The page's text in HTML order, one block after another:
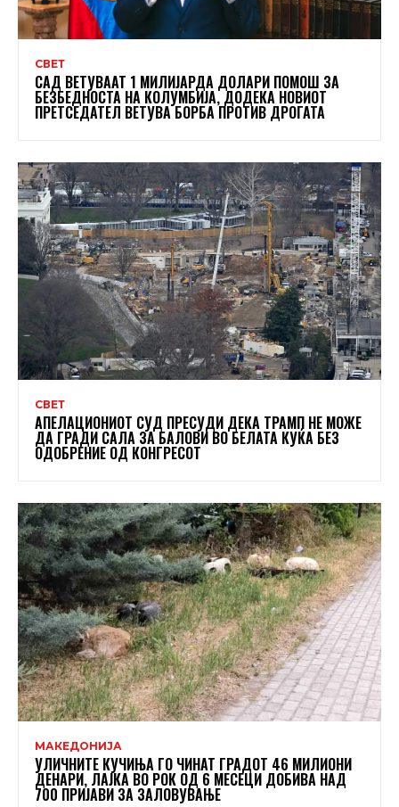
СВЕТ
САД ВЕТУВААТ 1 МИЛИЈАРДА ДОЛАРИ ПОМОШ ЗА
БЕЗБЕДНОСТА НА КОЛУМБИЈА, ДОДЕКА НОВИОТ
ПРЕТСЕДАТЕЛ ВЕТУВА БОРБА ПРОТИВ ДРОГАТА
СВЕТ
АПЕЛАЦИОНИОТ СУД ПРЕСУДИ ДЕКА ТРАМП НЕ МОЖЕ
ДА ГРАДИ САЛА ЗА БАЛОВИ ВО БЕЛАТА КУЌА БЕЗ
ОДОБРЕНИЕ ОД КОНГРЕСОТ
МАКЕДОНИЈА
УЛИЧНИТЕ КУЧИЊА ГО ЧИНАТ ГРАДОТ 46 МИЛИОНИ
ДЕНАРИ, ЛАЈКА ВО РОК ОД 6 МЕСЕЦИ ДОБИВА НАД
700 ПРИЈАВИ ЗА ЗАЛОВУВАЊЕ